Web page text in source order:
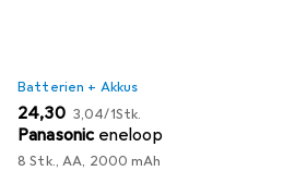
Batterien + Akkus
EUR
24,30 EUR
3,04/1Stk.
Panasonic eneloop
8 Stk., AA, 2000 mAh